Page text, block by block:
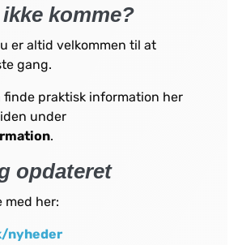
komme?
er altid velkommen til at
gang.
finde praktisk information her
under
.
opdateret
med her:
nyheder